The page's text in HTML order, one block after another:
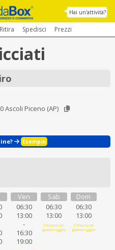
Hai un'attività?
Ritira Spedisci Prezzi
Ascoli Piceno (AP)
Esempio
Ven
06:30
13:00
-
16:30
19:00
Sab
06:30
13:00
Chiuso al
pomeriggio
Dom
06:30
13:00
Chiuso al
pomeriggio